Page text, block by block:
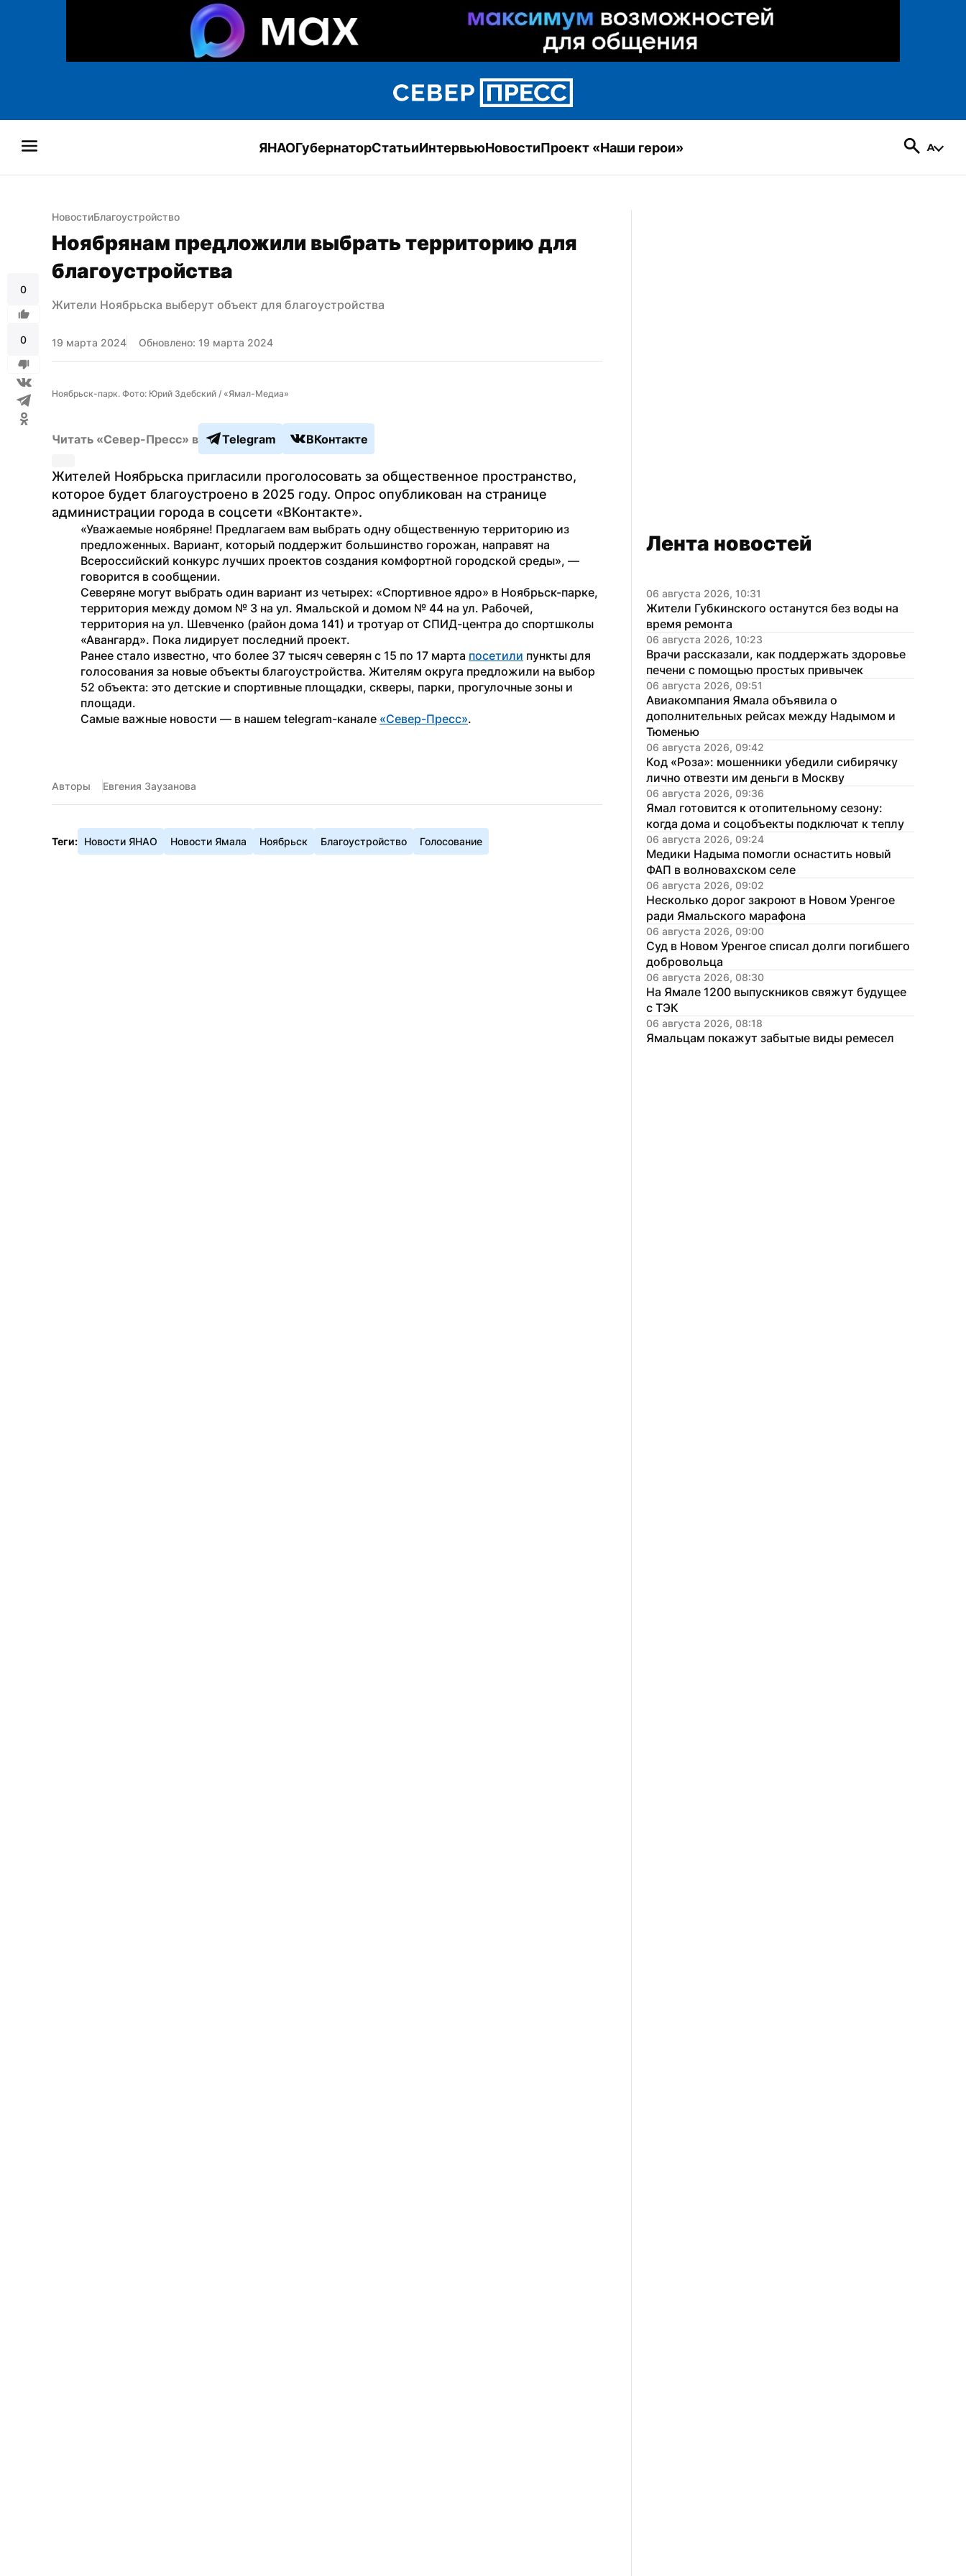
ЯНАОГубернаторСтатьиИнтервьюНовостиПроект «Наши герои»
0
0
НовостиБлагоустройство
Ноябрянам предложили выбрать территорию для
благоустройства
Жители Ноябрьска выберут объект для благоустройства
19 марта 2024 Обновлено: 19 марта 2024
Ноябрьск-парк. Фото: Юрий Здебский / «Ямал-Медиа»
Читать «Север-Пресс» в Telegram ВКонтакте
Жителей Ноябрьска пригласили проголосовать за общественное пространство,
которое будет благоустроено в 2025 году. Опрос опубликован на странице
администрации города в соцсети «ВКонтакте».
«Уважаемые ноябряне! Предлагаем вам выбрать одну общественную территорию из
предложенных. Вариант, который поддержит большинство горожан, направят на
Всероссийский конкурс лучших проектов создания комфортной городской среды», —
говорится в сообщении.
Северяне могут выбрать один вариант из четырех: «Спортивное ядро» в Ноябрьск-парке,
территория между домом № 3 на ул. Ямальской и домом № 44 на ул. Рабочей,
территория на ул. Шевченко (район дома 141) и тротуар от СПИД-центра до спортшколы
«Авангард». Пока лидирует последний проект.
Ранее стало известно, что более 37 тысяч северян с 15 по 17 марта посетили пункты для
голосования за новые объекты благоустройства. Жителям округа предложили на выбор
52 объекта: это детские и спортивные площадки, скверы, парки, прогулочные зоны и
площади.
Самые важные новости — в нашем telegram-канале «Север-Пресс».
Авторы Евгения Заузанова
Теги: Новости ЯНАО Новости Ямала Ноябрьск Благоустройство Голосование
Лента новостей
06 августа 2026, 10:31
Жители Губкинского останутся без воды на
время ремонта
06 августа 2026, 10:23
Врачи рассказали, как поддержать здоровье
печени с помощью простых привычек
06 августа 2026, 09:51
Авиакомпания Ямала объявила о
дополнительных рейсах между Надымом и
Тюменью
06 августа 2026, 09:42
Код «Роза»: мошенники убедили сибирячку
лично отвезти им деньги в Москву
06 августа 2026, 09:36
Ямал готовится к отопительному сезону:
когда дома и соцобъекты подключат к теплу
06 августа 2026, 09:24
Медики Надыма помогли оснастить новый
ФАП в волновахском селе
06 августа 2026, 09:02
Несколько дорог закроют в Новом Уренгое
ради Ямальского марафона
06 августа 2026, 09:00
Суд в Новом Уренгое списал долги погибшего
добровольца
06 августа 2026, 08:30
На Ямале 1200 выпускников свяжут будущее
с ТЭК
06 августа 2026, 08:18
Ямальцам покажут забытые виды ремесел